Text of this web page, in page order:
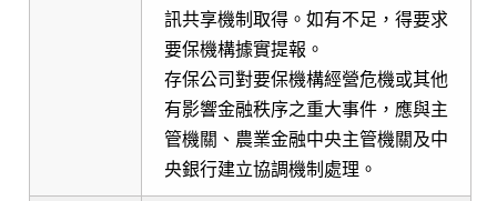
訊共享機制取得。如有不足，得要求
要保機構據實提報。
存保公司對要保機構經營危機或其他
有影響金融秩序之重大事件，應與主
管機關、農業金融中央主管機關及中
央銀行建立協調機制處理。